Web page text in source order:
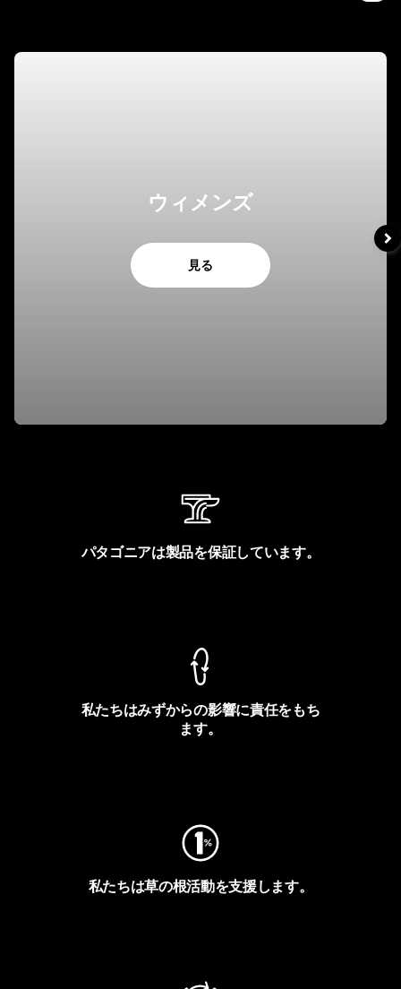
ウィメンズ
見る
パタゴニアは製品を保証しています。
私たちはみずからの影響に責任をもち
ます。
私たちは草の根活動を支援します。